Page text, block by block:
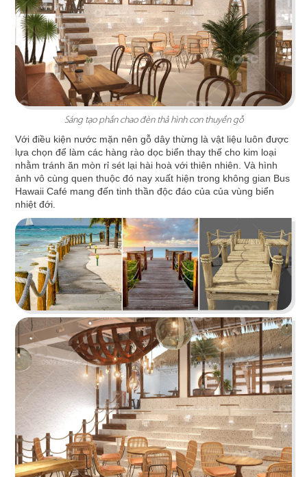
STELLA COFFEE
Gam màu xám nguyên bản cùng kỹ thuật sơn
hiệu ứng rỉ sét tạo nên sự mới mẻ
Chi tiết
O TEM
Phong cách Indochine kết hợp kiến trúc cung
đình mang đến vẻ đẹp trầm mặc
Chi tiết
Sáng tạo phần chao đèn thả hình con thuyền gỗ
Với điều kiện nước mặn nên gỗ dây thừng là vật liệu luôn được
lựa chọn để làm các hàng rào dọc biển thay thế cho kim loại
nhằm tránh ăn mòn rỉ sét lại hài hoà với thiên nhiên. Và hình
ảnh vô cùng quen thuộc đó nay xuất hiện trong không gian Bus
Hawaii Café mang đến tinh thần độc đáo của của vùng biển
nhiệt đới.